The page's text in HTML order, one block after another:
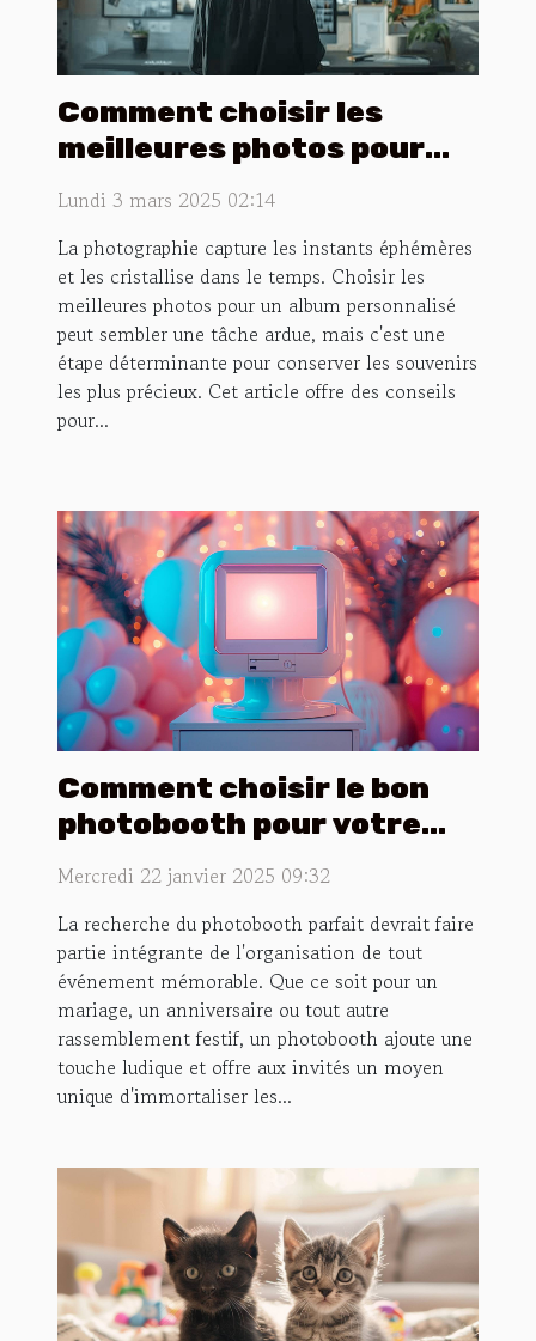
Comment choisir les
meilleures photos pour
votre album personnalisé
Lundi 3 mars 2025 02:14
La photographie capture les instants éphémères
et les cristallise dans le temps. Choisir les
meilleures photos pour un album personnalisé
peut sembler une tâche ardue, mais c'est une
étape déterminante pour conserver les souvenirs
les plus précieux. Cet article offre des conseils
pour...
Comment choisir le bon
photobooth pour votre
événement spécial
Mercredi 22 janvier 2025 09:32
La recherche du photobooth parfait devrait faire
partie intégrante de l'organisation de tout
événement mémorable. Que ce soit pour un
mariage, un anniversaire ou tout autre
rassemblement festif, un photobooth ajoute une
touche ludique et offre aux invités un moyen
unique d'immortaliser les...